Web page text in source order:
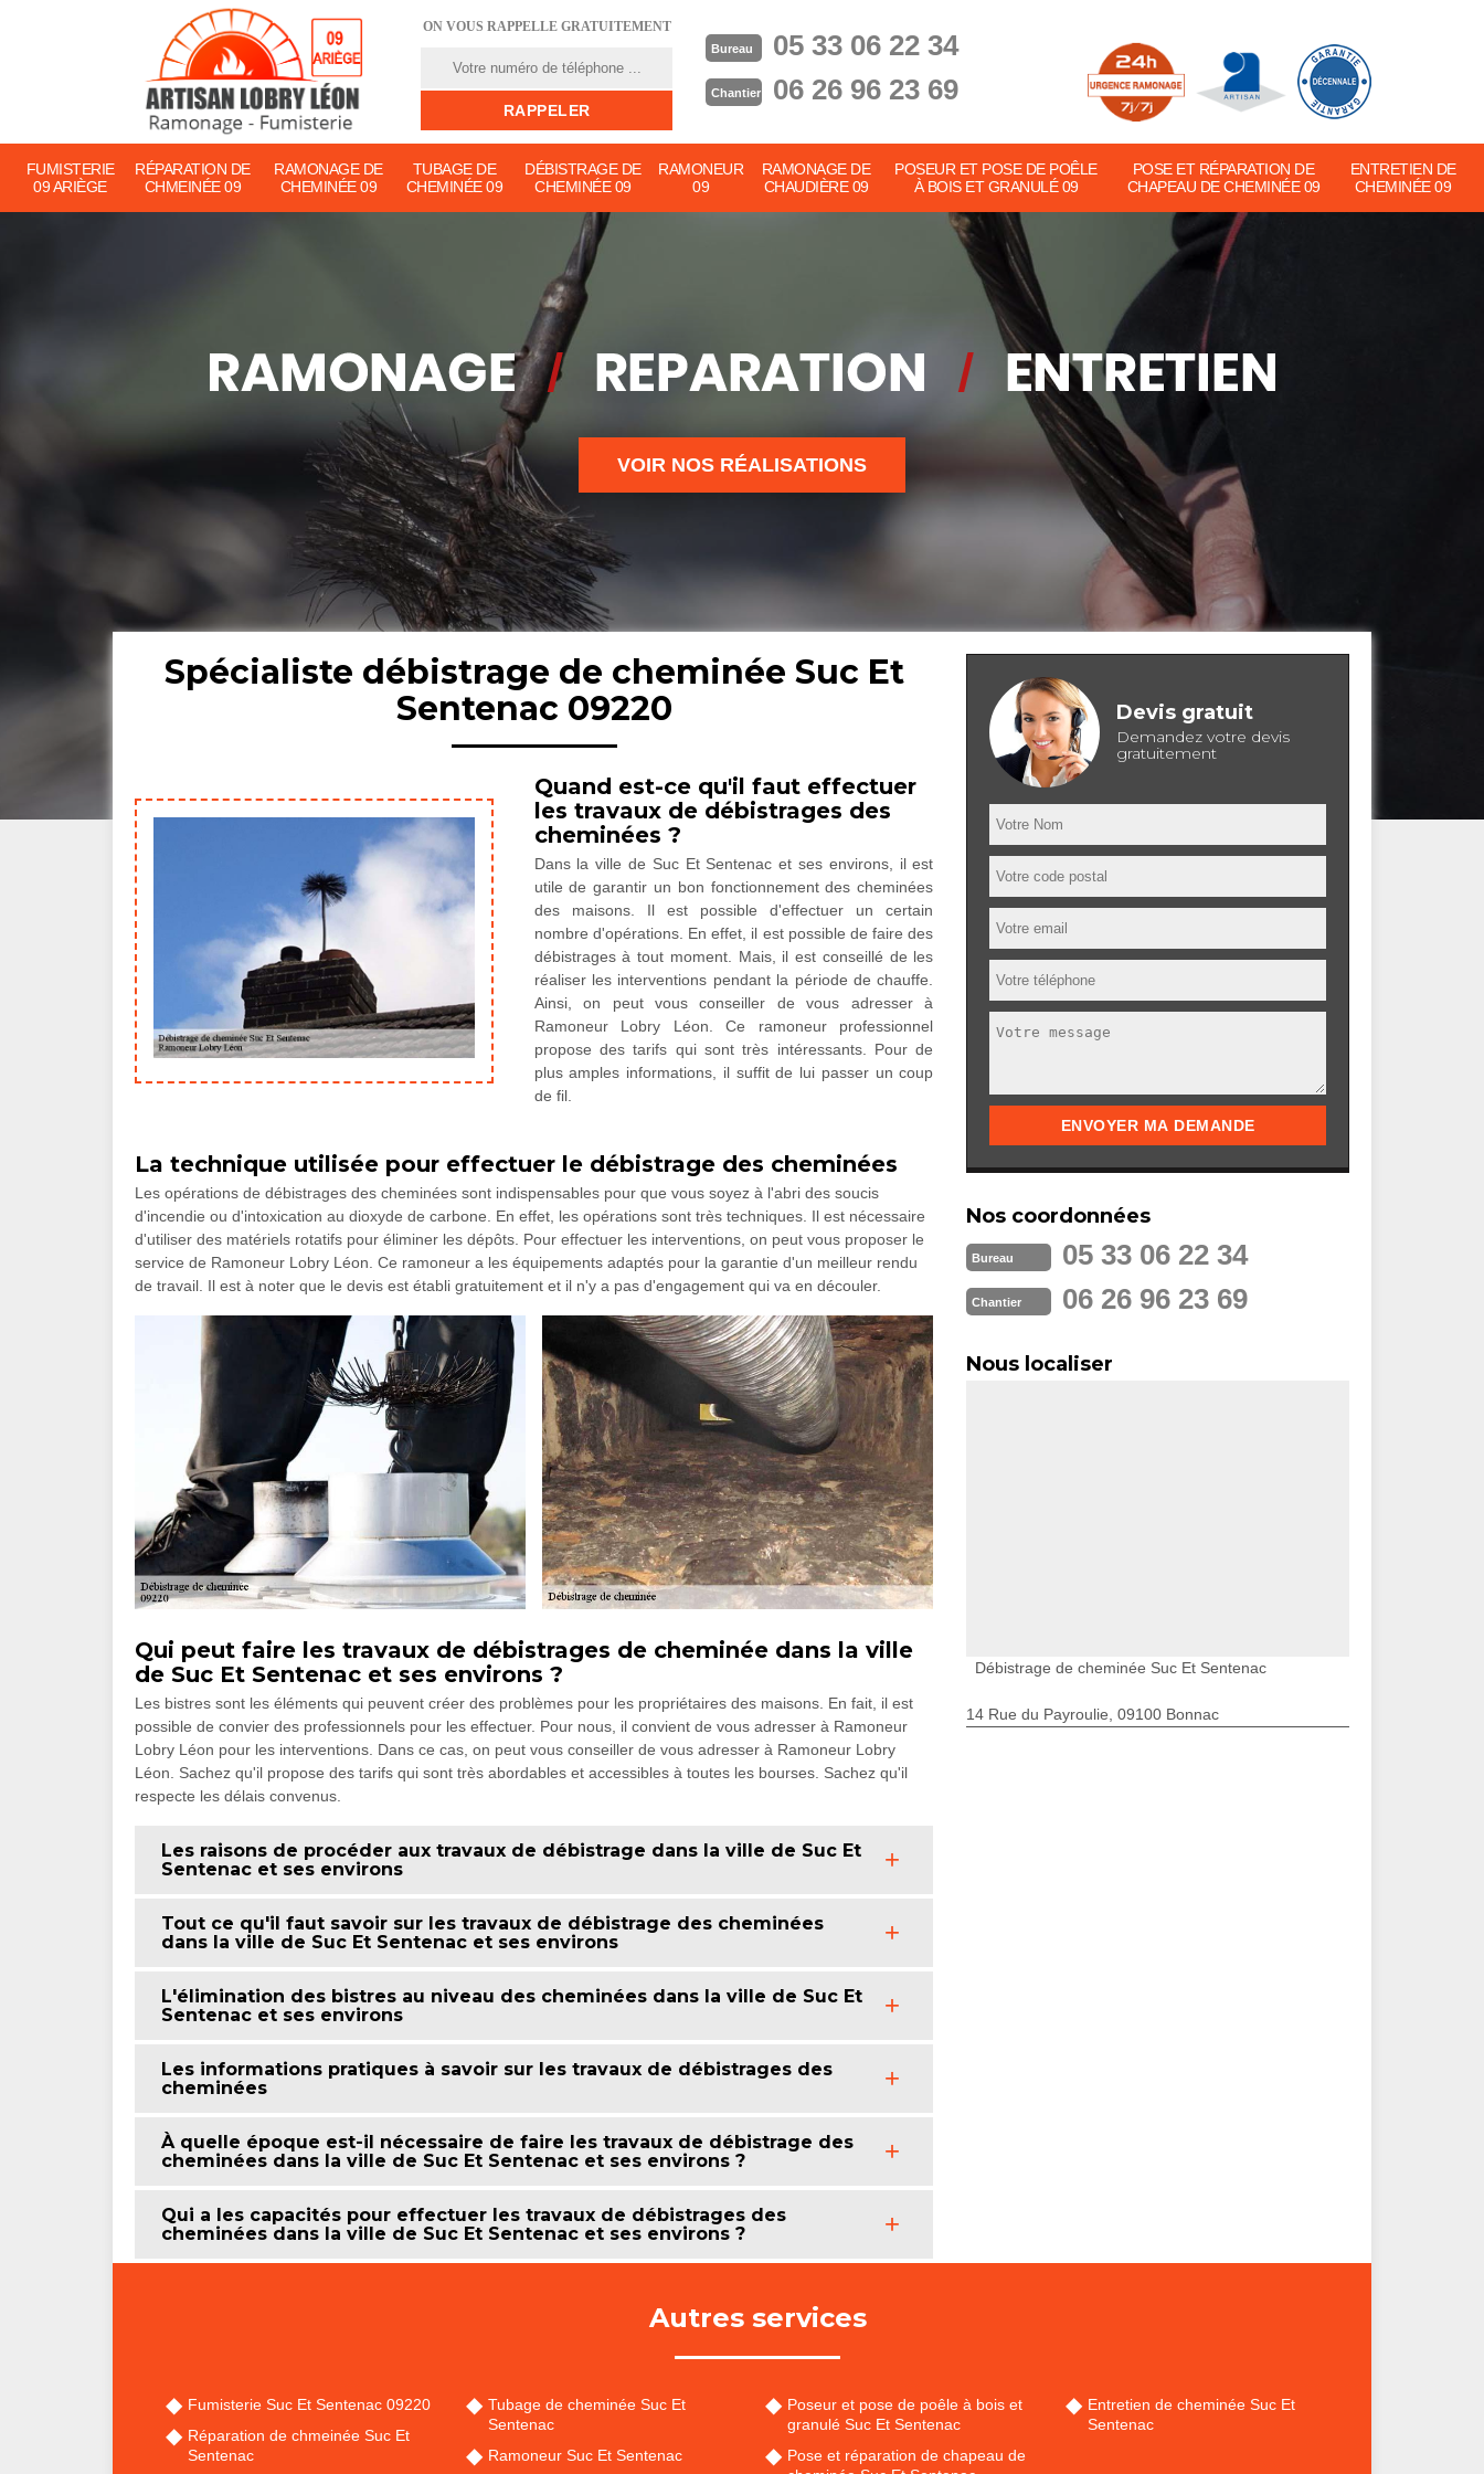
ON VOUS RAPPELLE GRATUITEMENT
Bureau 05 33 06 22 34
Chantier 06 26 96 23 69
FUMISTERIE
09 ARIÈGE
RÉPARATION DE
CHMEINÉE 09
RAMONAGE DE
CHEMINÉE 09
TUBAGE DE
CHEMINÉE 09
DÉBISTRAGE DE
CHEMINÉE 09
RAMONEUR
09
RAMONAGE DE
CHAUDIÈRE 09
POSEUR ET POSE DE POÊLE
À BOIS ET GRANULÉ 09
POSE ET RÉPARATION DE
CHAPEAU DE CHEMINÉE 09
ENTRETIEN DE
CHEMINÉE 09
VOIR NOS RÉALISATIONS
Spécialiste débistrage de cheminée Suc Et
Sentenac 09220
Quand est-ce qu'il faut effectuer
les travaux de débistrages des
cheminées ?
Dans la ville de Suc Et Sentenac et ses environs, il est
utile de garantir un bon fonctionnement des cheminées
des maisons. Il est possible d'effectuer un certain
nombre d'opérations. En effet, il est possible de faire des
débistrages à tout moment. Mais, il est conseillé de les
réaliser les interventions pendant la période de chauffe.
Ainsi, on peut vous conseiller de vous adresser à
Ramoneur Lobry Léon. Ce ramoneur professionnel
propose des tarifs qui sont très intéressants. Pour de
plus amples informations, il suffit de lui passer un coup
de fil.
La technique utilisée pour effectuer le débistrage des cheminées
Les opérations de débistrages des cheminées sont indispensables pour que vous soyez à l'abri des soucis
d'incendie ou d'intoxication au dioxyde de carbone. En effet, les opérations sont très techniques. Il est nécessaire
d'utiliser des matériels rotatifs pour éliminer les dépôts. Pour effectuer les interventions, on peut vous proposer le
service de Ramoneur Lobry Léon. Ce ramoneur a les équipements adaptés pour la garantie d'un meilleur rendu
de travail. Il est à noter que le devis est établi gratuitement et il n'y a pas d'engagement qui va en découler.
Qui peut faire les travaux de débistrages de cheminée dans la ville
de Suc Et Sentenac et ses environs ?
Les bistres sont les éléments qui peuvent créer des problèmes pour les propriétaires des maisons. En fait, il est
possible de convier des professionnels pour les effectuer. Pour nous, il convient de vous adresser à Ramoneur
Lobry Léon pour les interventions. Dans ce cas, on peut vous conseiller de vous adresser à Ramoneur Lobry
Léon. Sachez qu'il propose des tarifs qui sont très abordables et accessibles à toutes les bourses. Sachez qu'il
respecte les délais convenus.
Les raisons de procéder aux travaux de débistrage dans la ville de Suc Et
Sentenac et ses environs
Tout ce qu'il faut savoir sur les travaux de débistrage des cheminées
dans la ville de Suc Et Sentenac et ses environs
L'élimination des bistres au niveau des cheminées dans la ville de Suc Et
Sentenac et ses environs
Les informations pratiques à savoir sur les travaux de débistrages des
cheminées
À quelle époque est-il nécessaire de faire les travaux de débistrage des
cheminées dans la ville de Suc Et Sentenac et ses environs ?
Qui a les capacités pour effectuer les travaux de débistrages des
cheminées dans la ville de Suc Et Sentenac et ses environs ?
Devis gratuit
Demandez votre devis
gratuitement
Nos coordonnées
Bureau 05 33 06 22 34
Chantier 06 26 96 23 69
Nous localiser
Débistrage de cheminée Suc Et Sentenac
14 Rue du Payroulie, 09100 Bonnac
Autres services
Fumisterie Suc Et Sentenac 09220
Réparation de chmeinée Suc Et
Sentenac
Tubage de cheminée Suc Et
Sentenac
Ramoneur Suc Et Sentenac
Poseur et pose de poêle à bois et
granulé Suc Et Sentenac
Pose et réparation de chapeau de
Entretien de cheminée Suc Et
Sentenac